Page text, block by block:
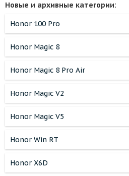
Новые и архивные категории:
Honor 100 Pro
Honor Magic 8
Honor Magic 8 Pro Air
Honor Magic V2
Honor Magic V5
Honor Win RT
Honor X6D